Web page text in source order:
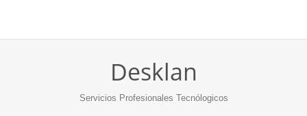
Desklan
Servicios Profesionales Tecnólogicos